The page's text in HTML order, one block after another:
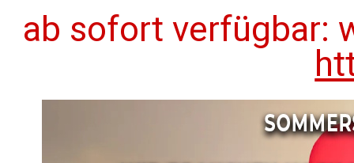
ab sofort verfügbar: